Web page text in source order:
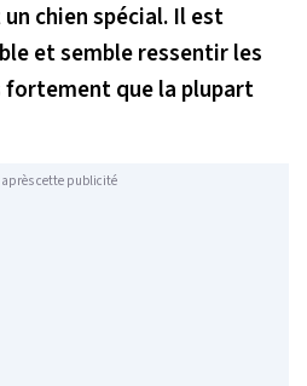
chien spécial. Il est
et semble ressentir les
fortement que la plupart
après cette publicité